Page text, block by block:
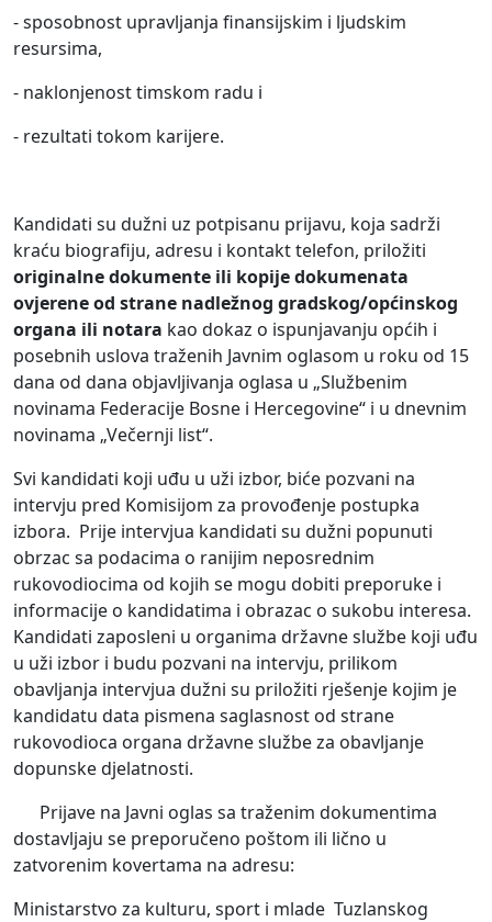
- sposobnost upravljanja finansijskim i ljudskim
resursima,
- naklonjenost timskom radu i
- rezultati tokom karijere.
Kandidati su dužni uz potpisanu prijavu, koja sadrži
kraću biografiju, adresu i kontakt telefon, priložiti
originalne dokumente ili kopije dokumenata
ovjerene od strane nadležnog gradskog/općinskog
organa ili notara kao dokaz o ispunjavanju općih i
posebnih uslova traženih Javnim oglasom u roku od 15
dana od dana objavljivanja oglasa u „Službenim
novinama Federacije Bosne i Hercegovine“ i u dnevnim
novinama „Večernji list“.
Svi kandidati koji uđu u uži izbor, biće pozvani na
intervju pred Komisijom za provođenje postupka
izbora. Prije intervjua kandidati su dužni popunuti
obrzac sa podacima o ranijim neposrednim
rukovodiocima od kojih se mogu dobiti preporuke i
informacije o kandidatima i obrazac o sukobu interesa.
Kandidati zaposleni u organima državne službe koji uđu
u uži izbor i budu pozvani na intervju, prilikom
obavljanja intervjua dužni su priložiti rješenje kojim je
kandidatu data pismena saglasnost od strane
rukovodioca organa državne službe za obavljanje
dopunske djelatnosti.
Prijave na Javni oglas sa traženim dokumentima
dostavljaju se preporučeno poštom ili lično u
zatvorenim kovertama na adresu:
Ministarstvo za kulturu, sport i mlade Tuzlanskog